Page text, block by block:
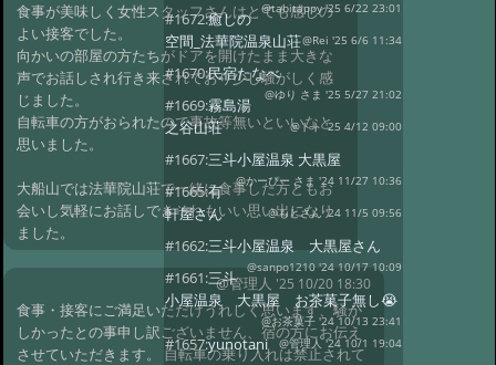
食事が美味しく女性スタッフさんはとても感じの
よい接客でした。
向かいの部屋の方たちがドアを開けたまま大きな
声でお話しされ行き来されており少し騒がしく感
じました。
自転車の方がおられたので事故等無いといいなと
思いました。
大船山では法華院山荘で一緒に食事した方ともお
会いし気軽にお話しできそれもいい思い出になり
ました。
@管理人 '25 10/20 18:30
食事・接客にご満足いただけうれしく思います、騒が
しかったとの事申し訳ございません、宿の方にお伝え
させていただきます。 自転車の乗り入れは禁止されて
@tabitappy '25 6/22 23:01
#1672:癒しの
空間_法華院温泉山荘@Rei '25 6/6 11:34
#1670:民宿たなべ
@ゆり さま '25 5/27 21:02
#1669:霧島湯
之谷山荘
@トト '25 4/12 09:00
#1667:三斗小屋温泉 大黒屋
@かーぴー さま '24 11/27 10:36
#1665:有
軒屋さん
@もとさん '24 11/5 09:56
#1662:三斗小屋温泉 大黒屋さん
@sanpo1210 '24 10/17 10:09
#1661:三斗
小屋温泉 大黒屋 お茶菓子無し😭
@お茶菓子 '24 10/13 23:41
#1657:yunotani @管理人 '24 10/1 19:04